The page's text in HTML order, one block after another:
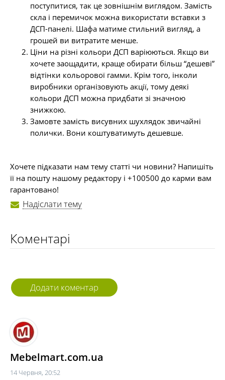
поступитися, так це зовнішнім виглядом. Замість
скла і перемичок можна використати вставки з
ДСП-панелі. Шафа матиме стильний вигляд, а
грошей ви витратите менше.
Ціни на різні кольори ДСП варіюються. Якщо ви
хочете заощадити, краще обирати більш “дешеві”
відтінки кольорової гамми. Крім того, інколи
виробники організовують акції, тому деякі
кольори ДСП можна придбати зі значною
знижкою.
Замовте замість висувних шухлядок звичайні
полички. Вони коштуватимуть дешевше.
Хочете підказати нам тему статті чи новини? Напишіть
її на пошту нашому редактору і +100500 до карми вам
гарантовано!
Надіслати тему
Коментарі
Додати коментар
Mebelmart.com.ua
14 Червня, 20:52